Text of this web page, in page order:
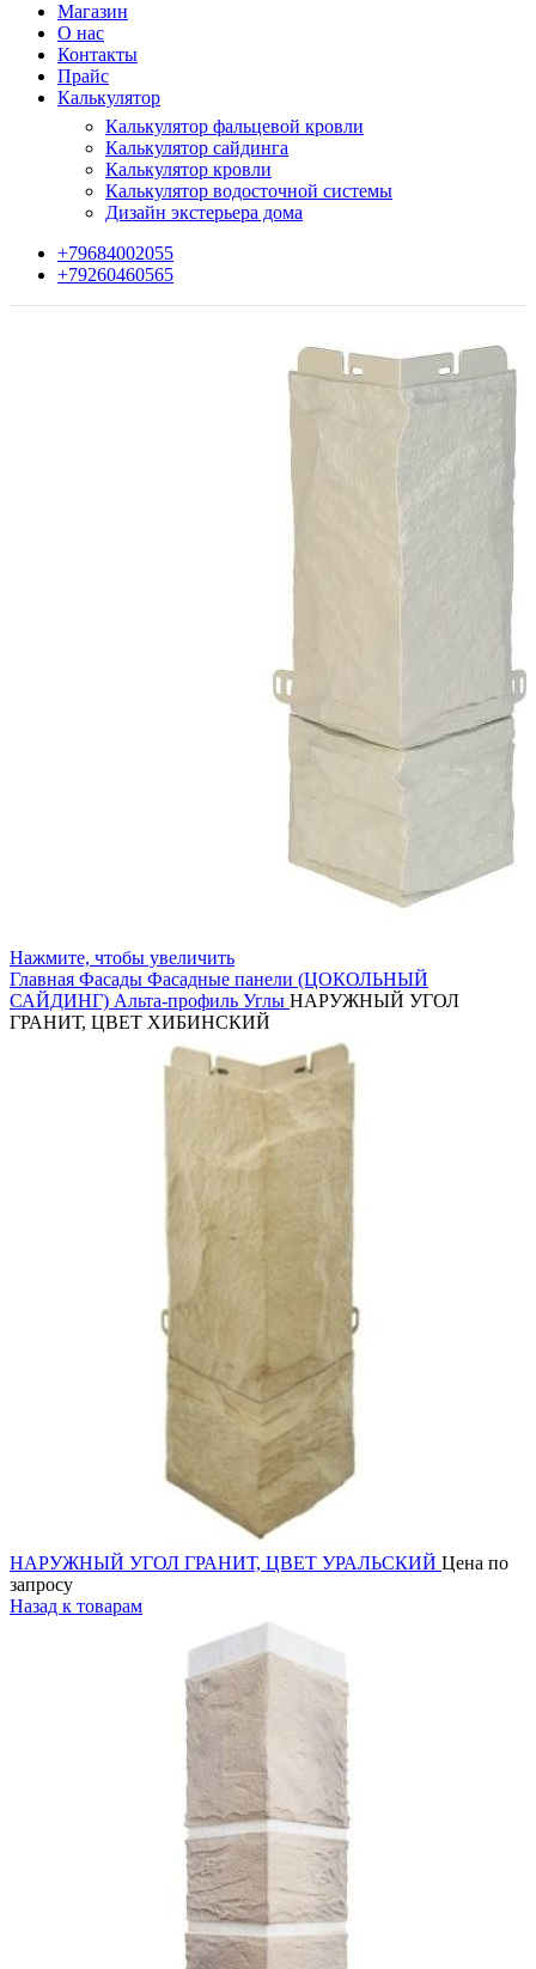
Магазин
О нас
Контакты
Прайс
Калькулятор
Калькулятор фальцевой кровли
Калькулятор сайдинга
Калькулятор кровли
Калькулятор водосточной системы
Дизайн экстерьера дома
+79684002055
+79260460565
Нажмите, чтобы увеличить
Главная Фасады Фасадные панели (ЦОКОЛЬНЫЙ
САЙДИНГ) Альта-профиль Углы НАРУЖНЫЙ УГОЛ
ГРАНИТ, ЦВЕТ ХИБИНСКИЙ
НАРУЖНЫЙ УГОЛ ГРАНИТ, ЦВЕТ УРАЛЬСКИЙ Цена по
запросу
Назад к товарам